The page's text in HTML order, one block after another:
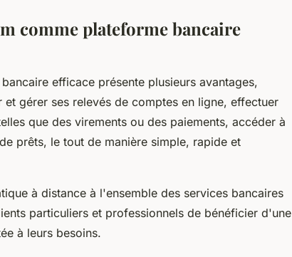
comme plateforme bancaire
efficace présente plusieurs avantages,
gérer ses relevés de comptes en ligne, effectuer
que des virements ou des paiements, accéder à
prêts, le tout de manière simple, rapide et
à distance à l'ensemble des services bancaires
particuliers et professionnels de bénéficier d'une
à leurs besoins.